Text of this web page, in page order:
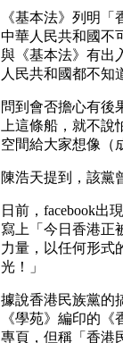
《基本法》列明
中華人民共和國不
與《基本法》有出
人民共和國都不知
問到會否擔心有後
上這條船，就不
空間給大家想像（
陳浩天提到，該黨
日前，facebook出
寫上「今日香港正
力量，以任何形式
光！」
據說香港民族黨的
《學苑》編印的
專頁，但稱「香港